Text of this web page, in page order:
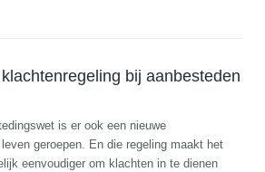
bij aanbesteden
is er ook een nieuwe
geroepen. En die regeling maakt het
eenvoudiger om klachten in te dienen